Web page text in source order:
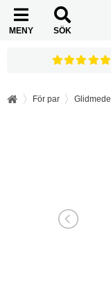
MENY SÖK
För par Glidmedel